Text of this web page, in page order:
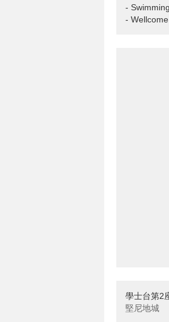
-
-
學士台第2
堅尼地城